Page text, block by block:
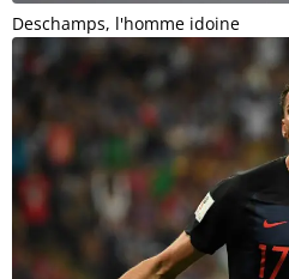
Deschamps, l'homme idoine